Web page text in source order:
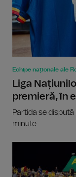
Echipe naționale ale
Liga
premieră, în
Partida se
minute.